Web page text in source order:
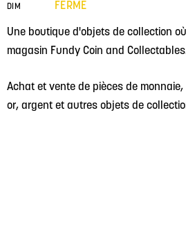
Une boutique d'objets de collection
magasin Fundy Coin and
Achat et vente de pièces de
or, argent et autres objets de
DIM FERMÉ